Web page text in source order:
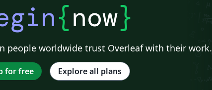
{now}
people worldwide trust Overleaf with their work.
for free Explore all plans